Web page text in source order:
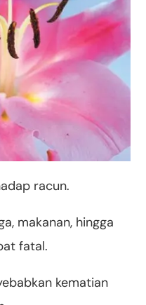
racun.
makanan, hingga
fatal.
kematian